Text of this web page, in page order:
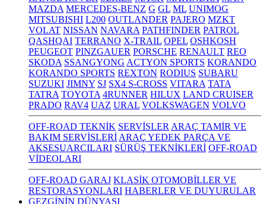
MAZDA MERCEDES-BENZ G GL ML UNIMOG
MITSUBISHI L200 OUTLANDER PAJERO MZKT
VOLAT NISSAN NAVARA PATHFINDER PATROL
QASHQAI TERRANO X-TRAIL OPEL OSHKOSH
PEUGEOT PINZGAUER PORSCHE RENAULT REO
SKODA SSANGYONG ACTYON SPORTS KORANDO
KORANDO SPORTS REXTON RODIUS SUBARU
SUZUKI JIMNY SJ SX4 S-CROSS VITARA TATA
TATRA TOYOTA 4RUNNER HILUX LAND CRUISER
PRADO RAV4 UAZ URAL VOLKSWAGEN VOLVO
OFF-ROAD TEKNİK SERVİSLER ARAÇ TAMİR VE
BAKIM SERVİSLERİ ARAÇ YEDEK PARÇA VE
AKSESUARCILARI SÜRÜŞ TEKNİKLERİ OFF-ROAD
VİDEOLARI
OFF-ROAD GARAJ KLASİK OTOMOBİLLER VE
RESTORASYONLARI HABERLER VE DUYURULAR
GEZGİNİN DÜNYASI